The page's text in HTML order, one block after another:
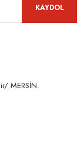
KAYDOL
ㅤㅤ ㅤㅤㅤㅤㅤㅤㅤㅤㅤㅤ